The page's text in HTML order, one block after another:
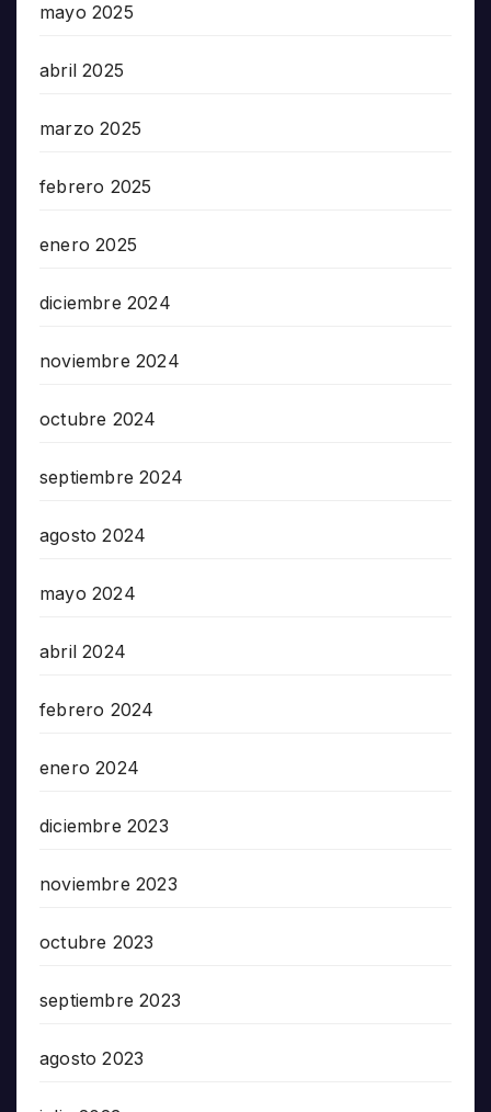
mayo 2025
abril 2025
marzo 2025
febrero 2025
enero 2025
diciembre 2024
noviembre 2024
octubre 2024
septiembre 2024
agosto 2024
mayo 2024
abril 2024
febrero 2024
enero 2024
diciembre 2023
noviembre 2023
octubre 2023
septiembre 2023
agosto 2023